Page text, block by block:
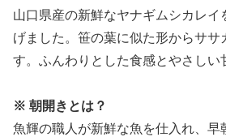
山口県産の新鮮なヤナギムシカレイ
げました。笹の葉に似た形からササ
す。ふんわりとした食感とやさしい
※ 朝開きとは？
魚輝の職人が新鮮な魚を仕入れ、早